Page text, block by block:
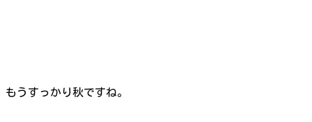
もうすっかり秋ですね。